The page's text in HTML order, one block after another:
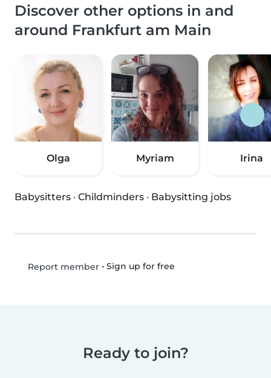
Discover other options in and
around Frankfurt am Main
Olga Myriam Irina
Babysitters · Childminders · Babysitting jobs
Report member• Sign up for free
Ready to join?